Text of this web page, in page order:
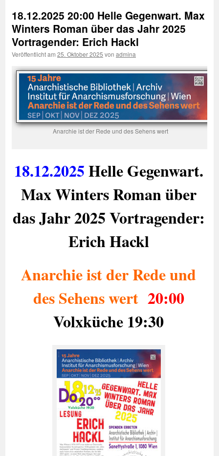
18.12.2025 20:00 Helle Gegenwart. Max
Winters Roman über das Jahr 2025
Vortragender: Erich Hackl
Veröffentlicht am 25. Oktober 2025 von admina
Anarchie ist der Rede und des Sehens wert
18.12.2025Helle Gegenwart.
Max Winters Roman über
das Jahr 2025 Vortragender:
Erich Hackl
Anarchie ist der Rede und
des Sehens wert 20:00
Volxküche 19:30